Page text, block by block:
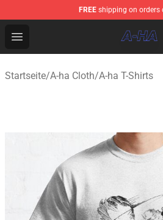
FREE shipping on orders
Open menu
A-ha Store - Official A-ha
Startseite/A-ha Cloth/A-ha T-Shirts